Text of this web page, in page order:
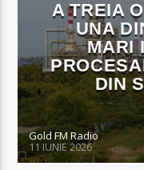
A TREIA
UNA
MARI
DIN
Gold FM Radio
11 IUNIE 2026